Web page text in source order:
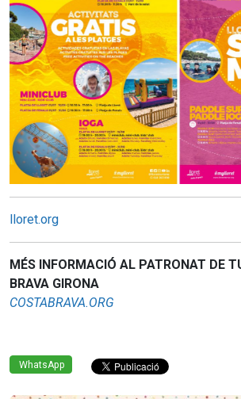
lloret.org
MÉS INFORMACIÓ AL PATRONAT DE
BRAVA GIRONA
COSTABRAVA.ORG
WhatsApp